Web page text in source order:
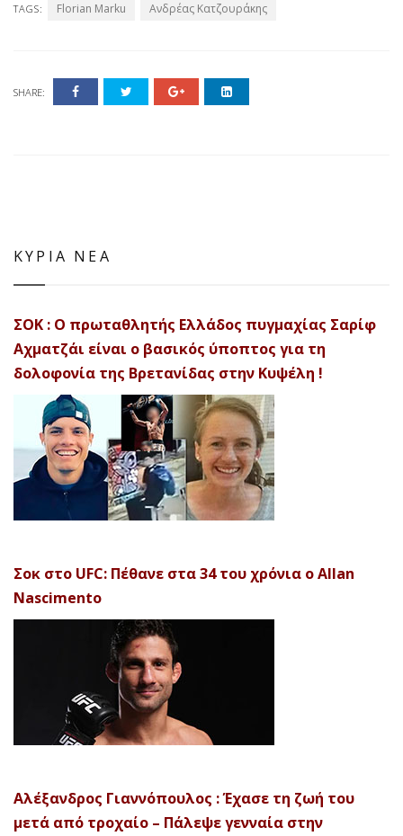
TAGS: Florian Marku Ανδρέας Κατζουράκης
SHARE:
ΚΥΡΙΑ ΝΕΑ
ΣΟΚ : Ο πρωταθλητής Ελλάδος πυγμαχίας Σαρίφ
Αχματζάι είναι ο βασικός ύποπτος για τη
δολοφονία της Βρετανίδας στην Κυψέλη !
Σοκ στο UFC: Πέθανε στα 34 του χρόνια ο Allan
Nascimento
Αλέξανδρος Γιαννόπουλος : Έχασε τη ζωή του
μετά από τροχαίο – Πάλεψε γενναία στην